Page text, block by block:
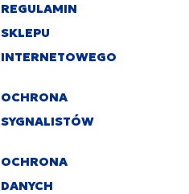
REGULAMIN
SKLEPU
INTERNETOWEGO
OCHRONA
SYGNALISTÓW
OCHRONA
DANYCH